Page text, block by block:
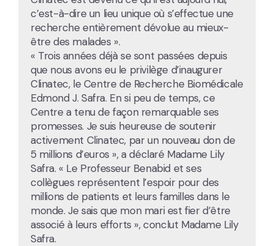
c’est-à-dire un lieu unique où s’effectue une
recherche entièrement dévolue au mieux-
être des malades ».
« Trois années déjà se sont passées depuis
que nous avons eu le privilège d’inaugurer
Clinatec, le Centre de Recherche Biomédicale
Edmond J. Safra. En si peu de temps, ce
Centre a tenu de façon remarquable ses
promesses. Je suis heureuse de soutenir
activement Clinatec, par un nouveau don de
5 millions d’euros », a déclaré Madame Lily
Safra. « Le Professeur Benabid et ses
collègues représentent l’espoir pour des
millions de patients et leurs familles dans le
monde. Je sais que mon mari est fier d’être
associé à leurs efforts », conclut Madame Lily
Safra.